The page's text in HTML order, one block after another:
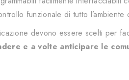
funzionale di tutto
devono essere scelti per
e a volte anticipare le